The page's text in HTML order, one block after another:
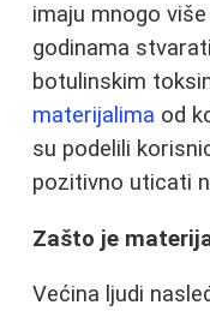
imaju mnogo
godinama
botulinskim
materijalima od
su podelili
pozitivno uticati
Zašto je
Većina ljudi